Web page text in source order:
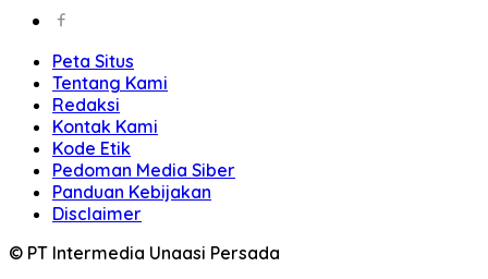
Peta Situs
Tentang Kami
Redaksi
Kontak Kami
Kode Etik
Pedoman Media Siber
Panduan Kebijakan
Disclaimer
© PT Intermedia Unaasi Persada